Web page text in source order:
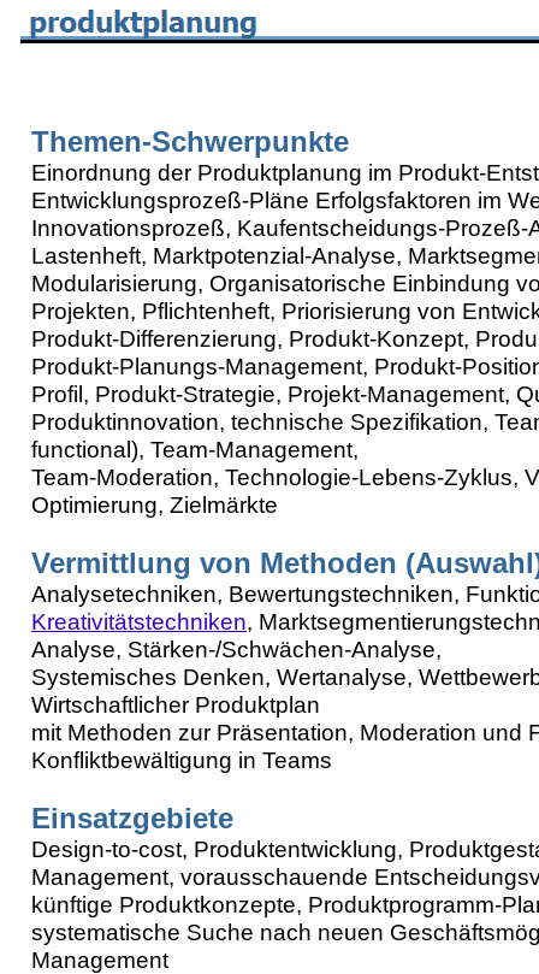
Themen-Schwerpunkte
Einordnung der Produktplanung im Produkt-
Entwicklungsprozeß-Pläne Erfolgsfaktoren im
Innovationsprozeß, Kaufentscheidungs-Prozeß-
Lastenheft, Marktpotenzial-Analyse,
Modularisierung, Organisatorische Einbindung
Projekten, Pflichtenheft, Priorisierung von
Produkt-Differenzierung, Produkt-Konzept,
Produkt-Planungs-Management, Produkt-
Profil, Produkt-Strategie, Projekt-Management,
Produktinnovation, technische Spezifikation,
functional), Team-Management,
Team-Moderation, Technologie-Lebens-Zyklus,
Optimierung, Zielmärkte
Vermittlung von Methoden
Analysetechniken, Bewertungstechniken,
Kreativitätstechniken,
Analyse, Stärken-/Schwächen-Analyse,
Systemisches Denken, Wertanalyse,
Wirtschaftlicher Produktplan
mit Methoden zur Präsentation, Moderation und
Konfliktbewältigung in Teams
Einsatzgebiete
Design-to-cost, Produktentwicklung,
Management, vorausschauende
künftige Produktkonzepte, Produktprogramm-
systematische Suche nach neuen
Management